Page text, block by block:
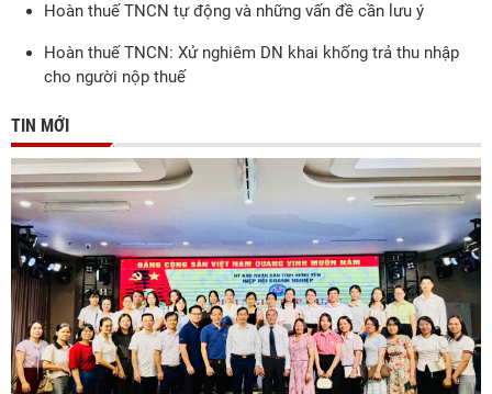
Hoàn thuế TNCN tự động và những vấn đề cần lưu ý
Hoàn thuế TNCN: Xử nghiêm DN khai khống trả thu nhập
cho người nộp thuế
TIN MỚI